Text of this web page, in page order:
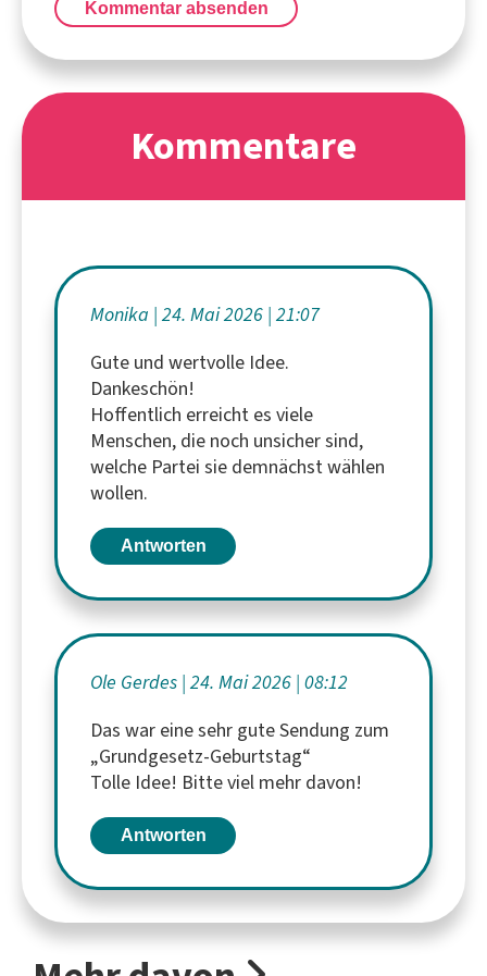
Kommentar absenden
Kommentare
Monika 24. Mai 2026 21:07
Gute und wertvolle Idee.
Dankeschön!
Hoffentlich erreicht es viele
Menschen, die noch unsicher sind,
welche Partei sie demnächst wählen
wollen.
Antworten
Ole Gerdes 24. Mai 2026 08:12
Das war eine sehr gute Sendung zum
„Grundgesetz-Geburtstag“
Tolle Idee! Bitte viel mehr davon!
Antworten